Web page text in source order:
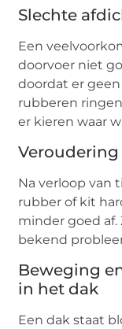
Slechte
Een
doorvoer niet
doordat er
rubberen
er kieren waar
Na verloop van
rubber of kit
minder goed af.
bekend
Beweging
in het dak
Een dak staat